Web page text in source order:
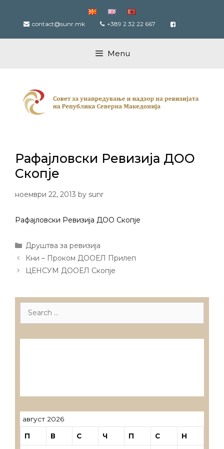
content contact@sunr.mk +389 2 32 22 667
Menu
Рафајловски Ревизија ДОО
Скопје
ноември 22, 2013 by sunr
Рафајловски Ревизија ДОО Скопје
Categories
Друштва за ревизија
Post
navigation
Кни – Проком ДООЕЛ Прилеп
ЦЕНСУМ ДООЕЛ Скопје
Search
август 2026
П В С Ч П С Н